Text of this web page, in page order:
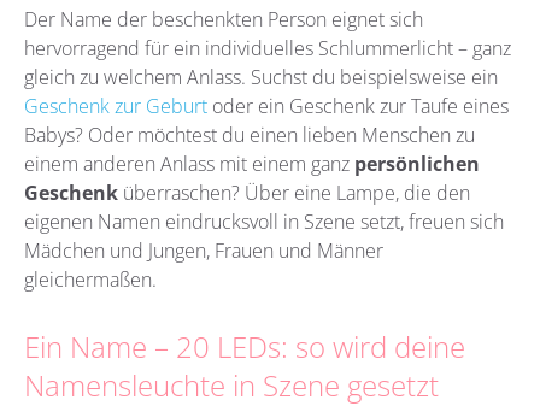
Der Name der beschenkten Person eignet sich
hervorragend für ein individuelles Schlummerlicht – ganz
gleich zu welchem Anlass. Suchst du beispielsweise ein
Geschenk zur Geburt oder ein Geschenk zur Taufe eines
Babys? Oder möchtest du einen lieben Menschen zu
einem anderen Anlass mit einem ganz persönlichen
Geschenk überraschen? Über eine Lampe, die den
eigenen Namen eindrucksvoll in Szene setzt, freuen sich
Mädchen und Jungen, Frauen und Männer
gleichermaßen.
Ein Name – 20 LEDs: so wird deine
Namensleuchte in Szene gesetzt